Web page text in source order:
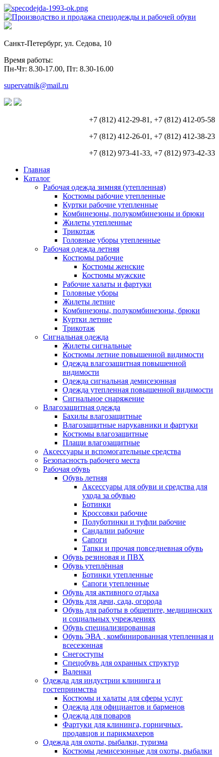
Санкт-Петербург, ул. Седова, 10
Время работы:
Пн-Чт: 8.30-17.00, Пт: 8.30-16.00
supervatnik@mail.ru
+7 (812) 412-29-81, +7 (812) 412-05-58
+7 (812) 412-26-01, +7 (812) 412-38-23
+7 (812) 973-41-33, +7 (812) 973-42-33
Главная
Каталог
Рабочая одежда зимняя (утепленная)
Костюмы рабочие утепленные
Куртки рабочие утепленные
Комбинезоны, полукомбинезоны и брюки
Жилеты утепленные
Трикотаж
Головные уборы утепленные
Рабочая одежда летняя
Костюмы рабочие
Костюмы женские
Костюмы мужские
Рабочие халаты и фартуки
Головные уборы
Жилеты летние
Комбинезоны, полукомбинезоны, брюки
Куртки летние
Трикотаж
Сигнальная одежда
Жилеты сигнальные
Костюмы летние повышенной видимости
Одежда влагозащитная повышенной
видимости
Одежда сигнальная демисезонная
Одежда утепленная повышенной видимости
Сигнальное снаряжение
Влагозащитная одежда
Бахилы влагозащитные
Влагозащитные нарукавники и фартуки
Костюмы влагозащитные
Плащи влагозащитные
Аксессуары и вспомогательные средства
Безопасность рабочего места
Рабочая обувь
Обувь летняя
Аксессуары для обуви и средства для
ухода за обувью
Ботинки
Кроссовки рабочие
Полуботинки и туфли рабочие
Сандалии рабочие
Сапоги
Тапки и прочая повседневная обувь
Обувь резиновая и ПВХ
Обувь утеплённая
Ботинки утепленные
Сапоги утепленные
Обувь для активного отдыха
Обувь для дачи, сада, огорода
Обувь для работы в общепите, медицинских
и социальных учреждениях
Обувь специализированная
Обувь ЭВА , комбинированная утепленная и
всесезонная
Снегоступы
Спецобувь для охранных структур
Валенки
Одежда для индустрии клининга и
гостеприимства
Костюмы и халаты для сферы услуг
Одежда для официантов и барменов
Одежда для поваров
Фартуки для клининга, горничных,
продавцов и парикмахеров
Одежда для охоты, рыбалки, туризма
Костюмы демисезонные для охоты, рыбалки